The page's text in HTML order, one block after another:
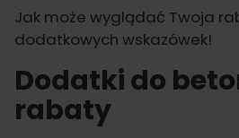
Jak może wyglądać Twoja
dodatkowych wskazówek!
Dodatki do
rabaty